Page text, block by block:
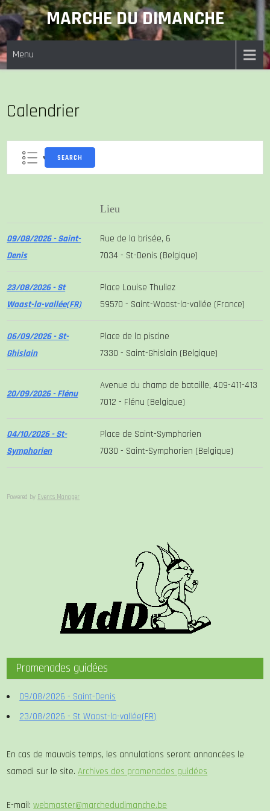
Skip
to
content
MARCHE DU DIMANCHE
Menu
Calendrier
SEARCH
Lieu
09/08/2026 - Saint-
Denis
Rue de la brisée, 6
7034 - St-Denis (Belgique)
23/08/2026 - St
Waast-la-vallée(FR)
Place Louise Thuliez
59570 - Saint-Waast-la-vallée (France)
06/09/2026 - St-
Ghislain
Place de la piscine
7330 - Saint-Ghislain (Belgique)
20/09/2026 - Flénu
Avenue du champ de bataille, 409-411-413
7012 - Flénu (Belgique)
04/10/2026 - St-
Symphorien
Place de Saint-Symphorien
7030 - Saint-Symphorien (Belgique)
Powered by Events Manager
Promenades guidées
09/08/2026 - Saint-Denis
23/08/2026 - St Waast-la-vallée(FR)
En cas de mauvais temps, les annulations seront annoncées le
samedi sur le site.Archives des promenades guidées
E-mail:webmaster@marchedudimanche.be